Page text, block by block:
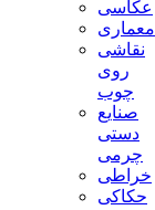
عکاسی
معماری
نقاشی
روی
چوب
صنایع
دستی
چرمی
خراطی
حکاکی